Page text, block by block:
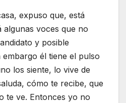
expuso que, está
algunas voces que no
y posible
él tiene el pulso
los siente, lo vive de
cómo te recibe, que
te ve. Entonces yo no